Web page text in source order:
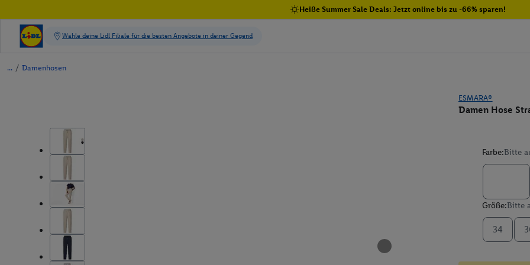
Heiße Summer Sale Deals: Jetzt online bis zu -66% sparen!
/ Damenhosen
ESMARA®
Damen Hose
Farbe:Bitte
Größe:Bitte
34